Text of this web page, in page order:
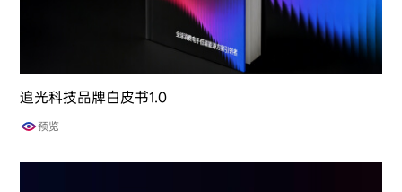
追光科技品牌白皮书1.0
预览